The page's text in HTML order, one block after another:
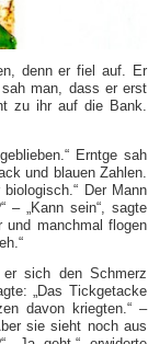
denn er fiel auf. Er
man, dass er erst
zu ihr auf die Bank.
Erntge sah
und blauen Zahlen.
Der Mann
– „Kann sein“, sagte
und manchmal flogen
sich den Schmerz
„Das Tickgetacke
davon kriegten.“ –
sie sieht noch aus